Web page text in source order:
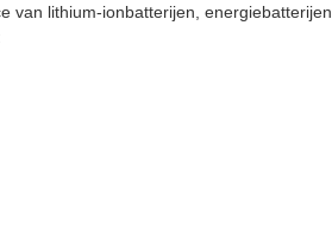
van lithium-ionbatterijen, energiebatterijen,